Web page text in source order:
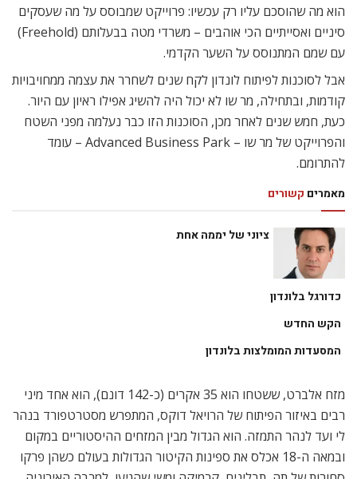
הוא מה שהוסכם עליו רק עכשיו: פרוייקט שמבוסס על מה שעסקים
סיניים ואסייתיים הכי אוהבים – משרדי מטה בבעלותם (Freehold)
עם שמם המתנוסס על השער הקדמי.
אבל לסוכנות לפיתוח לונדון לקח שנים לשחרר את עצמה ממחויבויות
קודמות, ובתחילה, מר שו לא יכול היה להשיג אפילו ראיון עם היור.
כעת, חמש שנים לאחר מכן, הסוכנות הזו כבר נעלמה מפני השטח
והפרוייקט של מר שו – Advanced Business Park – עומד
להתרומם.
מאמרים קשורים
ציוני של יממה אחת
כדורגל בלונדון
הקש החדש
המסעדות המומלצות בלונדון
מזח אלברט, ששטחו הוא 35 אקרים (כ-142 דונם), הוא אחד מיני
רבים באיזור הפיתוח של הרויאל דוקס, המתפרש מסטרטפורד בנהר
לי ועד לנהר התמזה. הוא הגדול מבין המזחים ההיסטוריים במקום
ובמאה ה-18 אכלס את ספינות הקיטור הגדולות בעולם כשהן פרקו